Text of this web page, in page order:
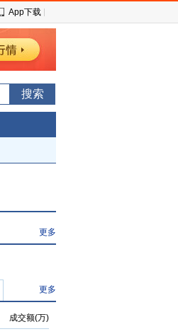
App下载
更多
更多
成交额(万)